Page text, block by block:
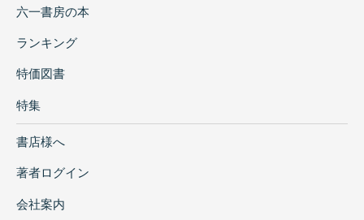
六一書房の本
ランキング
特価図書
特集
書店様へ
著者ログイン
会社案内